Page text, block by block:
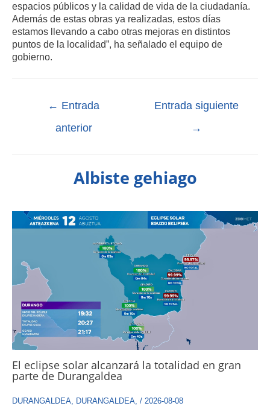
espacios públicos y la calidad de vida de la ciudadanía.
Además de estas obras ya realizadas, estos días
estamos llevando a cabo otras mejoras en distintos
puntos de la localidad”, ha señalado el equipo de
gobierno.
← Entrada
anterior
Entrada siguiente
→
Albiste gehiago
El eclipse solar alcanzará la totalidad en gran
parte de Durangaldea
DURANGALDEA, DURANGALDEA, / 2026-08-08